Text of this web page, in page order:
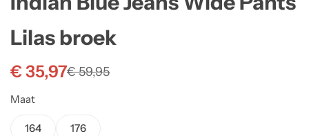
Lilas broek
€59,95
€35,97
Maat
164 176